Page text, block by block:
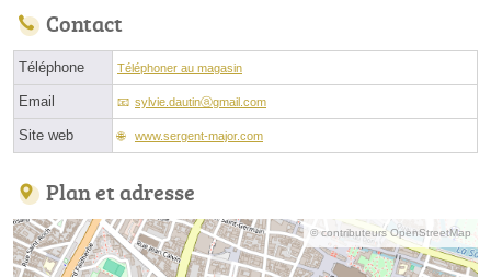
Contact
Téléphone Téléphoner au magasin
Email sylvie.dautinⓐgmail.com
Site web www.sergent-major.com
Plan et adresse
© contributeurs OpenStreetMap